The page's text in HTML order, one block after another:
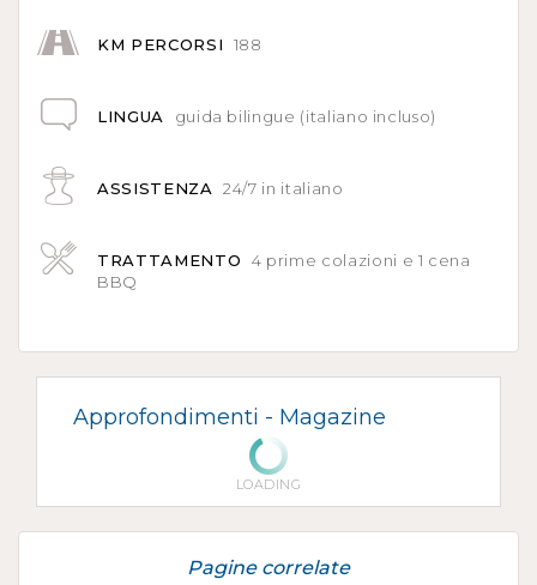
KM PERCORSI 188
LINGUA guida bilingue (italiano incluso)
ASSISTENZA 24/7 in italiano
TRATTAMENTO
4 prime colazioni e 1 cena
BBQ
Approfondimenti - Magazine
LOADING
Pagine correlate